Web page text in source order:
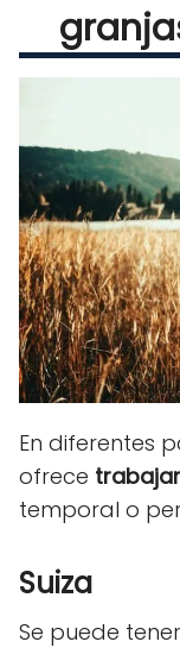
En diferentes
ofrece
temporal o
Suiza
Se puede